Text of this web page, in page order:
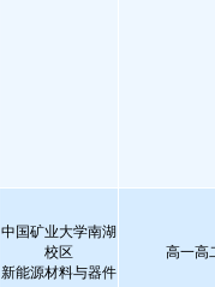
中国矿业大学南湖
校区
新能源材料与器件
高一高